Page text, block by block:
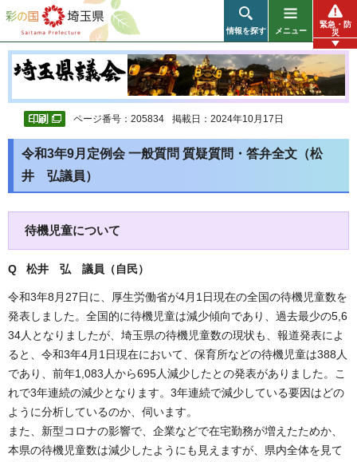
彩の国 埼玉県
情報を探す メニュー
緊急・防
災
ページ番号：205834 掲載日：2024年10月17日
令和3年9月定例会 一般質問 質疑質問・答弁全文（松
井 弘議員）
待機児童について
Q 松井 弘 議員（自民）
令和3年8月27日に、厚生労働省が4月1日現在の全国の待機児童数を
発表しました。全国的に待機児童は減少傾向であり、過去最少の5,6
34人となりましたが、埼玉県の待機児童数の現状も、報道発表によ
ると、令和3年4月1日現在において、保育所などの待機児童は388人
であり、前年1,083人から695人減少したとの発表がありました。こ
れで3年連続の減少となります。3年連続で減少している要因はどの
ように分析しているのか、伺います。
また、新型コロナの影響で、企業などで在宅勤務が増えたためか、
本県の待機児童数は減少したようにも見えますが、県内全体を見て